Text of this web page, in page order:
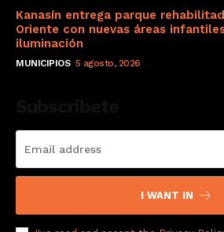
Kanasín entrega parque
Oriente con nuevas áreas
iluminación
MUNICIPIOS 5 agosto, 2026
I WANT IN